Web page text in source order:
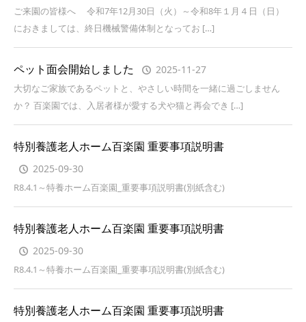
ご来園の皆様へ 令和7年12月30日（火）～令和8年１月４日（日）
におきましては、終日機械警備体制となってお […]
ペット面会開始しました 2025-11-27
大切なご家族であるペットと、やさしい時間を一緒に過ごしません
か？ 百楽園では、入居者様が愛する犬や猫と再会でき […]
特別養護老人ホーム百楽園 重要事項説明書
2025-09-30
R8.4.1～特養ホーム百楽園_重要事項説明書(別紙含む)
特別養護老人ホーム百楽園 重要事項説明書
2025-09-30
R8.4.1～特養ホーム百楽園_重要事項説明書(別紙含む)
特別養護老人ホーム百楽園 重要事項説明書